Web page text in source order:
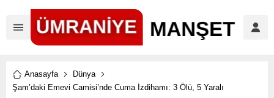
Anasayfa
Dünya
Şam’daki Emevi Camisi’nde Cuma İzdihamı: 3 Ölü, 5 Yaralı